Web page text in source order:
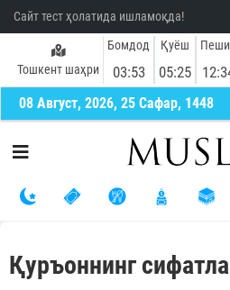
Сайт тест ҳолатида ишламоқда!
Тошкент шаҳри
Бомдод
03:53
Қуёш
05:25
08 Август, 2026, 25 Сафар, 1448
Қуръоннинг